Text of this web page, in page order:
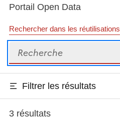
Portail Open Data
Rechercher dans les réutilisations
Recherche
Filtrer les résultats
3 résultats